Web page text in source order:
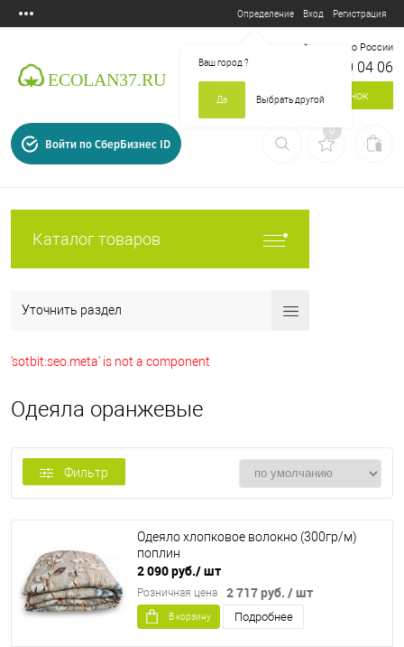
Определение
Ваш город?
Да Выбрать другой
Вход Регистрация
Бесплатный звонок по России
8 800 700 04 06
Заказать звонок
Войти по СберБизнес ID
0
Каталог товаров
Уточнить раздел
'sotbit:seo.meta' is not a component
Одеяла оранжевые
Фильтр
Одеяло хлопковое волокно (300гр/м)
поплин
2 090 руб./ шт
2 717 руб. / шт
Розничная цена
В корзину Подробнее